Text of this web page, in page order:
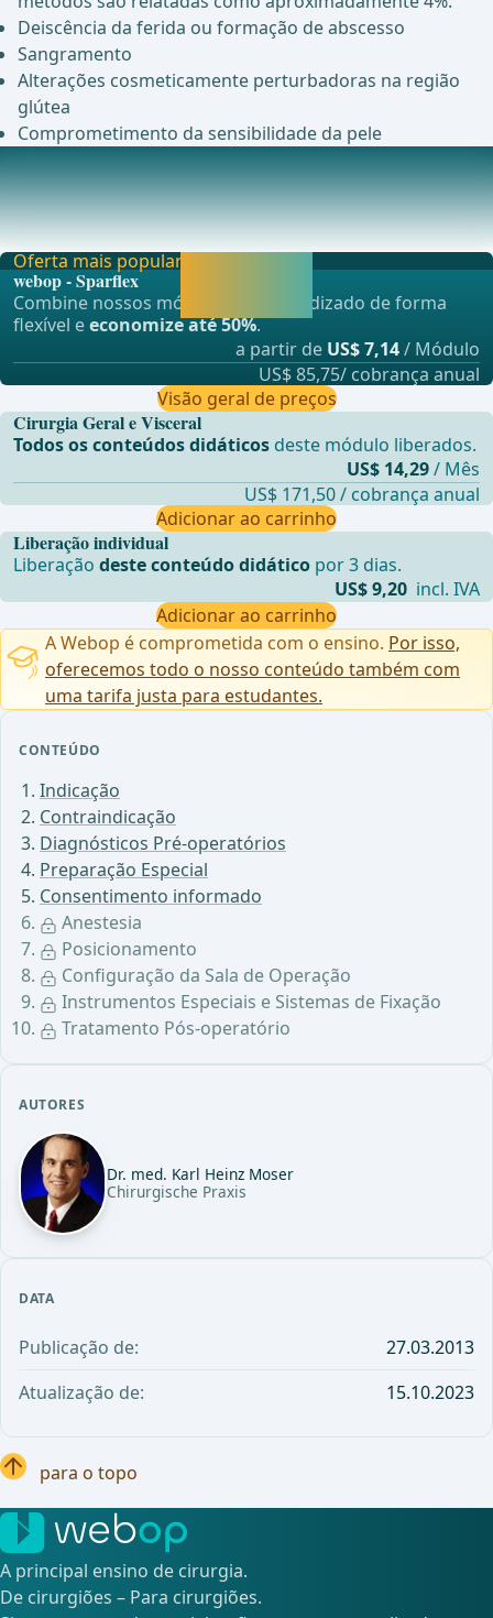
CONTEÚDO
Indicação
Contraindicação
Diagnósticos Pré-operatórios
Preparação Especial
Consentimento informado
Anestesia
Posicionamento
Configuração da Sala de Operação
Instrumentos Especiais e Sistemas de Fixação
Tratamento Pós-operatório
AUTORES
Dr. med. Karl Heinz Moser
Chirurgische Praxis
DATA
Publicação de:
27.03.2013
Atualização de:
15.10.2023
Deiscência da ferida ou formação de abscesso
Sangramento
Alterações cosmeticamente perturbadoras na região
glútea
Comprometimento da sensibilidade da pele
Anestesia
Anestesia por intuba&#xE7;&#xE3;o ... - Operações de
Cirurgia Geral, Visceral e Transplantes, Cirur
Liberação individual
Liberaçãodeste conteúdo didático por 3 dias.
US$ 9,20 incl. IVA
Adicionar ao carrinho
Oferta mais popular
webop - Sparflex
Combine nossos módulos de aprendizado de forma
flexível eeconomize até 50%.
a partir de US$ 7,14/ Módulo
US$ 85,75/ cobrança anual
Visão geral de preços
Cirurgia Geral e Visceral
Todos os conteúdos didáticos deste módulo liberados.
US$ 14,29/ Mês
US$ 171,50 / cobrança anual
Adicionar ao carrinho
A Webop é comprometida com o ensino. Por isso,
oferecemos todo o nosso conteúdo também com
uma tarifa justa para estudantes.
para o topo
A principal ensino de cirurgia.
De cirurgiões – Para cirurgiões.